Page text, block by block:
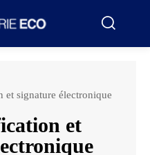
et signature électronique
et